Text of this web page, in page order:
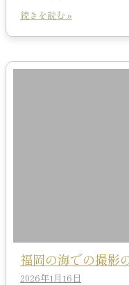
続きを読む »
福岡の海での撮影
2026年1月16日